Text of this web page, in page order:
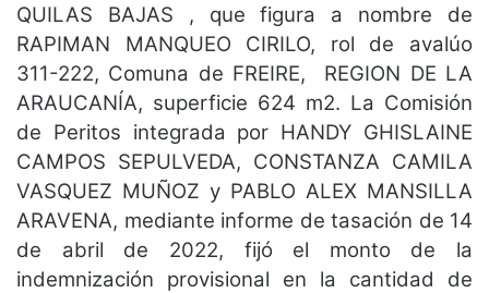
QUILAS BAJAS , que figura a nombre de
RAPIMAN MANQUEO CIRILO, rol de avalúo
311-222, Comuna de FREIRE, REGION DE LA
ARAUCANÍA, superficie 624 m2. La Comisión
de Peritos integrada por HANDY GHISLAINE
CAMPOS SEPULVEDA, CONSTANZA CAMILA
VASQUEZ MUÑOZ y PABLO ALEX MANSILLA
ARAVENA, mediante informe de tasación de 14
de abril de 2022, fijó el monto de la
indemnización provisional en la cantidad de